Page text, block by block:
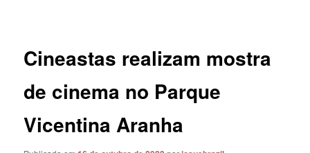
Cineastas realizam mostra
de cinema no Parque
Vicentina Aranha